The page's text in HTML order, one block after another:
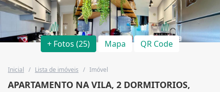
+ Fotos (25) Mapa QR Code
Inicial / Lista de imóveis / Imóvel
APARTAMENTO NA VILA, 2 DORMITORIOS,